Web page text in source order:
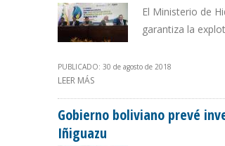
El Ministerio de
garantiza la
PUBLICADO: 30 de agosto de 2018
LEER MÁS
Gobierno boliviano prevé
Iñiguazu